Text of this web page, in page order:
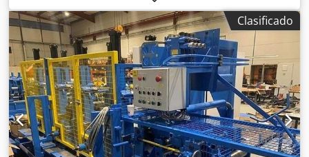
ajuste superior del émbolo) 590 mm Paso lateral entre
montantes 440 mm Superficie de la mesa 1250 x 900 mm
Abertura pasante en la mesa 950 x 300 mm Superficie del
émbolo 1250 x 800 mm Ajuste del émbolo 100 mm Ancho
del material 200 mm Espesor del material - 6,0 mm
Longitud de avance 0 - 120 mm Potencia motriz 64,5 kW
Peso 21,00 t Espacio requerido aprox. 3,0 x 2,2 x 3,9
mxmxm con accionamiento de corriente continua
regulable sin escalonamientos, combinación hidráulica de
embrague/freno (marca Desch), ajuste automático de la
Clasificado